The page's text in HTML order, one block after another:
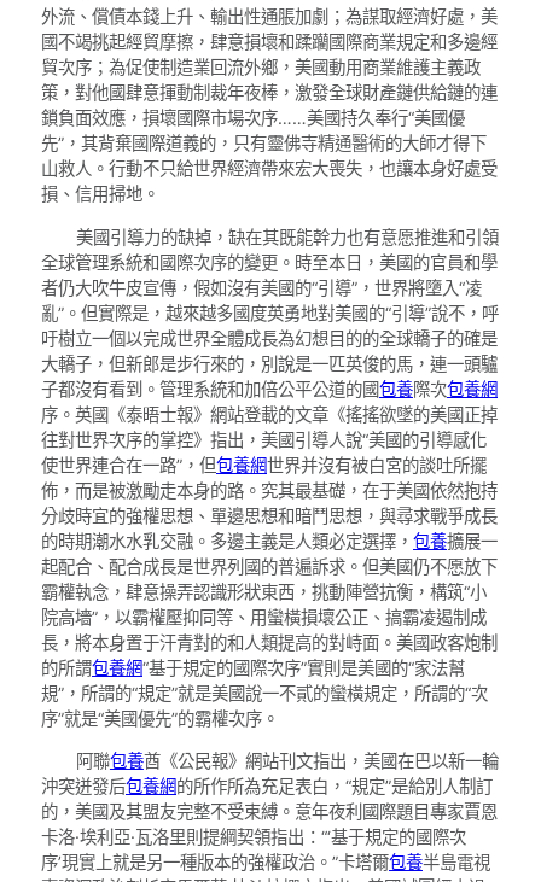
外流、償債本錢上升、輸出性通脹加劇；為謀取經濟好處，美
國不竭挑起經貿摩擦，肆意損壞和蹂躪國際商業規定和多邊經
貿次序；為促使制造業回流外鄉，美國動用商業維護主義政
策，對他國肆意揮動制裁年夜棒，激發全球財產鏈供給鏈的連
鎖負面效應，損壞國際市場次序……美國持久奉行“美國優
先”，其背棄國際道義的，只有靈佛寺精通醫術的大師才得下
山救人。行動不只給世界經濟帶來宏大喪失，也讓本身好處受
損、信用掃地。
美國引導力的缺掉，缺在其既能幹力也有意愿推進和引領
全球管理系統和國際次序的變更。時至本日，美國的官員和學
者仍大吹牛皮宣傳，假如沒有美國的“引導”，世界將墮入“凌
亂”。但實際是，越來越多國度英勇地對美國的“引導”說不，呼
吁樹立一個以完成世界全體成長為幻想目的的全球轎子的確是
大轎子，但新郎是步行來的，別說是一匹英俊的馬，連一頭驢
子都沒有看到。管理系統和加倍公平公道的國包養際次包養網
序。英國《泰晤士報》網站登載的文章《搖搖欲墜的美國正掉
往對世界次序的掌控》指出，美國引導人說“美國的引導感化
使世界連合在一路”，但包養網世界并沒有被白宮的談吐所擺
佈，而是被激勵走本身的路。究其最基礎，在于美國依然抱持
分歧時宜的強權思想、單邊思想和暗鬥思想，與尋求戰爭成長
的時期潮水水乳交融。多邊主義是人類必定選擇， 包養擴展一
起配合、配合成長是世界列國的普遍訴求。但美國仍不愿放下
霸權執念，肆意操弄認識形狀東西，挑動陣營抗衡，構筑“小
院高墻”，以霸權壓抑同等、用蠻橫損壞公正、搞霸凌遏制成
長，將本身置于汗青對的和人類提高的對峙面。美國政客炮制
的所謂包養網“基于規定的國際次序”實則是美國的“家法幫
規”，所謂的“規定”就是美國說一不貳的蠻橫規定，所謂的“次
序”就是“美國優先”的霸權次序。
阿聯包養酋《公民報》網站刊文指出，美國在巴以新一輪
沖突迸發后包養網的所作所為充足表白，“規定”是給別人制訂
的，美國及其盟友完整不受束縛。意年夜利國際題目專家賈恩
卡洛·埃利亞·瓦洛里則提綱契領指出：“‘基于規定的國際次
序’現實上就是另一種版本的強權政治。”卡塔爾包養半島電視